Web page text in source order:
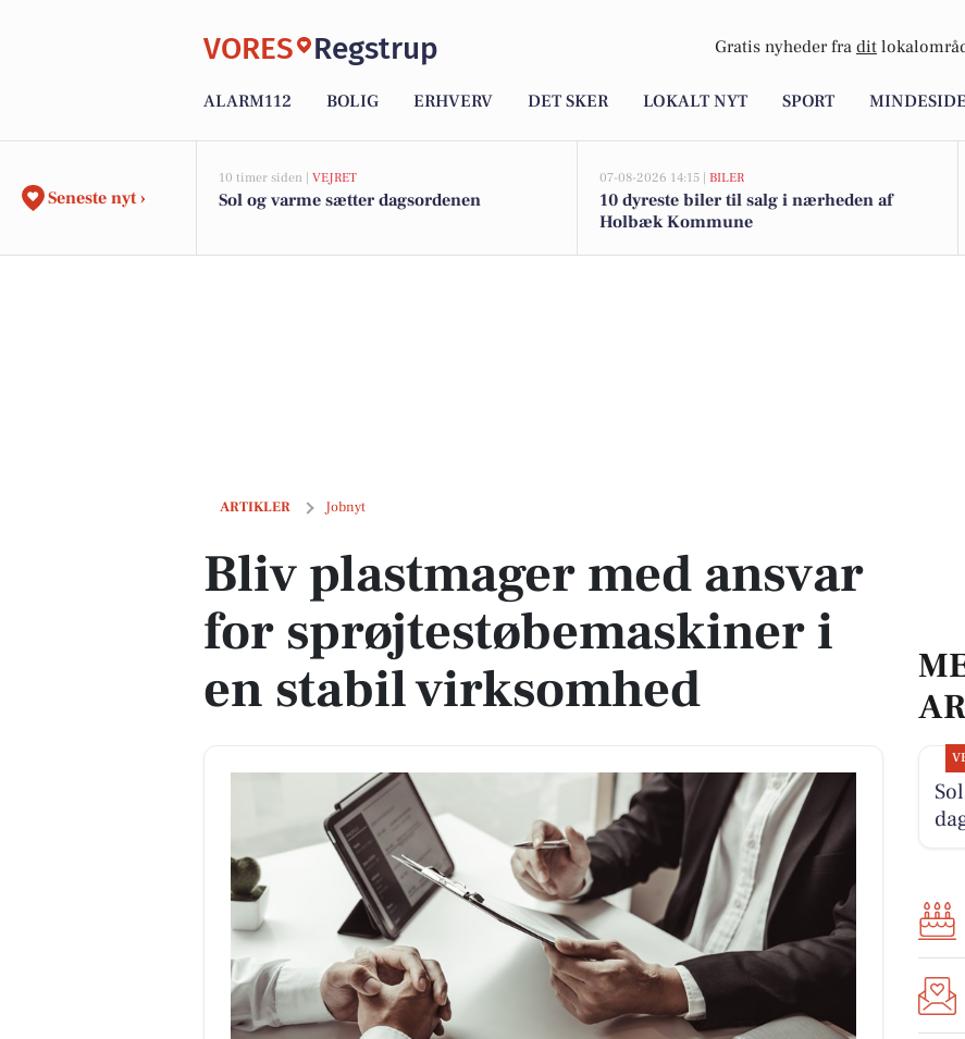
VORES Regstrup Gratis nyheder fra dit
ALARM112 BOLIG ERHVERV DET SKER LOKALT NYT SPORT
Seneste nyt ›
10 timer siden | VEJRET
Sol og varme sætter dagsordenen
07-08-2026 14:15 | BILER
10 dyreste biler til salg i nærheden af
Holbæk Kommune
ARTIKLER Jobnyt
Bliv plastmager med ansvar for sprøjtestøbemaskiner i en stabil virksomhed
Bliv plastmager med ansvar
for sprøjtestøbemaskiner i
en stabil virksomhed